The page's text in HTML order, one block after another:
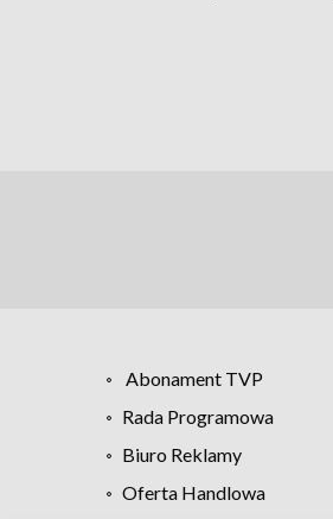
Abonament TVP
Rada Programowa
Biuro Reklamy
Oferta Handlowa